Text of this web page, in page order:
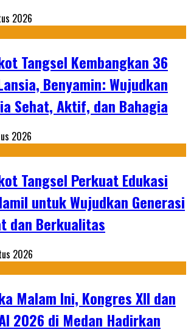
2026
Tangsel Kembangkan 36
Benyamin: Wujudkan
Sehat, Aktif, dan Bahagia
2026
Tangsel Perkuat Edukasi
untuk Wujudkan Generasi
dan Berkualitas
2026
Malam Ini, Kongres XII dan
2026 di Medan Hadirkan